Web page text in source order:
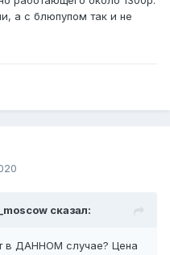
а с блюпупом так и не
сказал:
в ДАННОМ случае? Цена